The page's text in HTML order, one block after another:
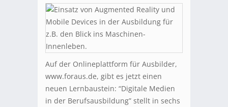
Auf der Onlineplattform für Ausbilder,
www.foraus.de, gibt es jetzt einen
neuen Lernbaustein: “Digitale Medien
in der Berufsausbildung” stellt in sechs